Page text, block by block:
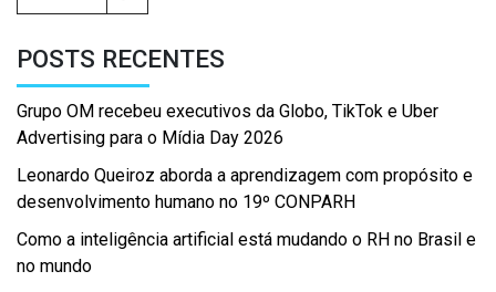
POSTS RECENTES
Grupo OM recebeu executivos da Globo, TikTok e Uber
Advertising para o Mídia Day 2026
Leonardo Queiroz aborda a aprendizagem com propósito e
desenvolvimento humano no 19º CONPARH
Como a inteligência artificial está mudando o RH no Brasil e
no mundo